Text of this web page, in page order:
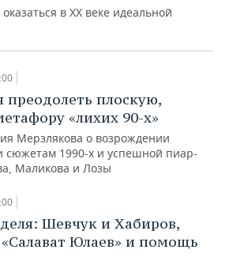
в XX веке идеальной
плоскую,
«лихих 90-х»
Мерзлякова о возрождении
сюжетам 1990-х и успешной пиар-
Маликова и Лозы
Шевчук и Хабиров,
Юлаев» и помощь